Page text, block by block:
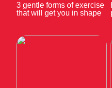
3 gentle forms of exercise
that will get you in shape